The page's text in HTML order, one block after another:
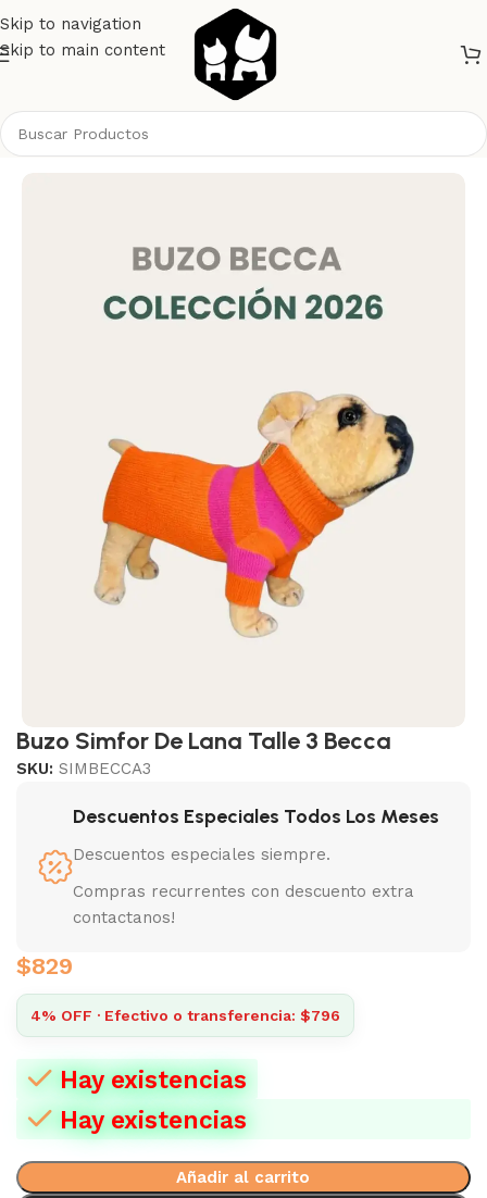
Skip to navigation
Skip to main content
Buzo Simfor De Lana Talle 3 Becca
SKU: SIMBECCA3
Descuentos Especiales Todos Los Meses
Descuentos especiales siempre.
Compras recurrentes con descuento extra
contactanos!
$829
4% OFF · Efectivo o transferencia: $796
Hay existencias
Hay existencias
Añadir al carrito